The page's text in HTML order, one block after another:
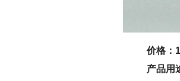
价格：
产品用